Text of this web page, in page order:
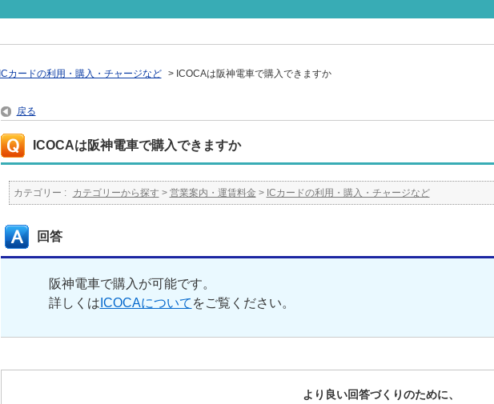
ICカードの利用・購入・チャージなど > ICOCAは阪神電車で購入できますか
戻る
ICOCAは阪神電車で購入できますか
カテゴリー : カテゴリーから探す > 営業案内・運賃料金 > ICカードの利用・購入・チャージなど
回答
阪神電車で購入が可能です。
詳しくは ICOCAについて をご覧ください。
より良い回答づくりのために、